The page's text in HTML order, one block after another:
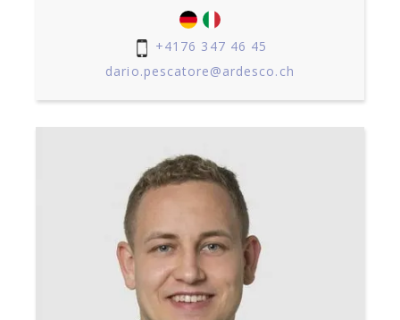
+4176 347 46 45
dario.pescatore@ardesco.ch